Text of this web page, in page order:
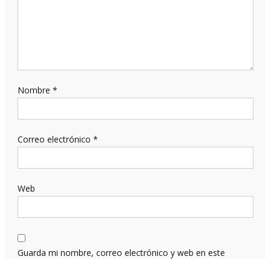
Nombre *
Correo electrónico *
Web
Guarda mi nombre, correo electrónico y web en este